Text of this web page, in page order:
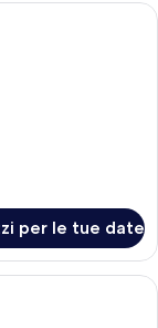
letto con un letto,
per le tue date
con un letto,